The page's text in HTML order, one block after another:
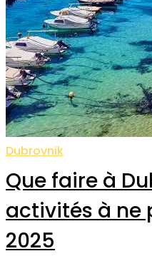
Dubrovnik
Que faire à
activités à ne
2025